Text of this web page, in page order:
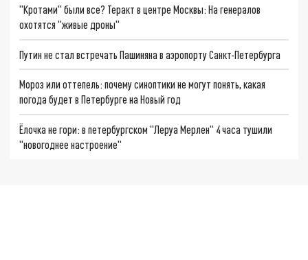
"Кротами" были все? Теракт в центре Москвы: На генералов
охотятся "живые дроны"
Путин не стал встречать Пашиняна в аэропорту Санкт-Петербурга
Мороз или оттепель: почему синоптики не могут понять, какая
погода будет в Петербурге на Новый год
Ёлочка не гори: в петербургском "Леруа Мерлен" 4 часа тушили
"новогоднее настроение"